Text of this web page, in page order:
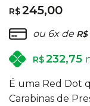
R$245,00
ou 6x de R$
R$232,75
É uma Red Dot
Carabinas de